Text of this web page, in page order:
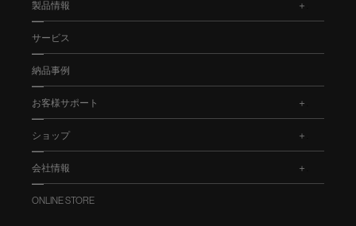
製品情報
サービス
納品事例
お客様サポート
ショップ
会社情報
ONLINE STORE